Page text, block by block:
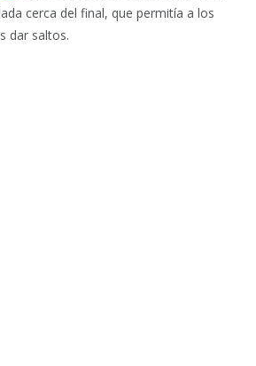
cerca del final, que permitía a los
dar saltos.